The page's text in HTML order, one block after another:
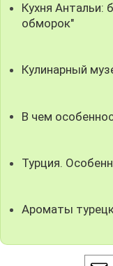
Кухня Антальи:
обморок"
Кулинарный
В чем
Турция.
Ароматы